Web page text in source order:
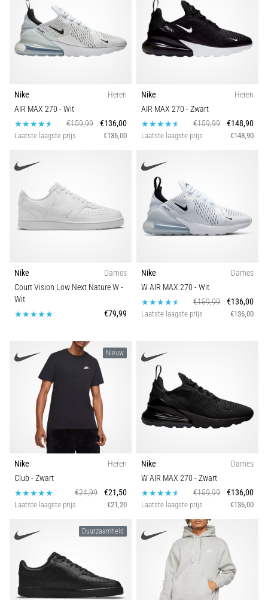
piepjestest:
Wat
zijn
hoe
voer
je
ze
In
praktijk
de
snelheid,
en
Hoe
deze
6. 8. 2026
7 min. lezen
Hardlopersknie:
Oorzaken,
Behandeling
Preventie
Hardlopersknie,
ook
wel
bekend
Kleur
Prijs
Duurzaamheid
Seizoen
Schoenbreedte
BH-ondersteuning
Carbon
Nike
Heren
AIR MAX 270 - Wit
€159,99
€136,00
Laatste laagste prijs €136,00
Nike
Heren
AIR MAX 270 - Zwart
€159,99
€148,90
Laatste laagste prijs €148,90
Nike
Dames
Court Vision Low Next Nature W-
Wit
€79,99
Nike
Dames
W AIR MAX 270 - Wit
€159,99
€136,00
Laatste laagste prijs €136,00
Nieuw
Nike
Heren
Club - Zwart
€24,99
€21,50
Laatste laagste prijs €21,20
Nike
Dames
W AIR MAX 270 - Zwart
€159,99
€136,00
Laatste laagste prijs €136,00
Duurzaamheid